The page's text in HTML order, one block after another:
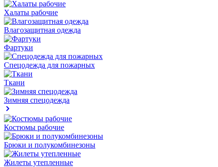
Халаты рабочие
Влагозащитная одежда
Фартуки
Спецодежда для пожарных
Ткани
Зимняя спецодежда
Костюмы рабочие
Брюки и полукомбинезоны
Жилеты утепленные